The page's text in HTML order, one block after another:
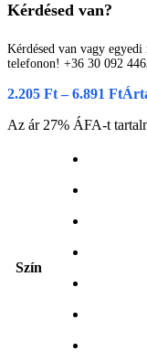
Kérdésed van?
Kérdésed van vagy
telefonon! +36 30 092
2.205 Ft – 6.891 Ft
Az ár 27% ÁFA-t
Szín